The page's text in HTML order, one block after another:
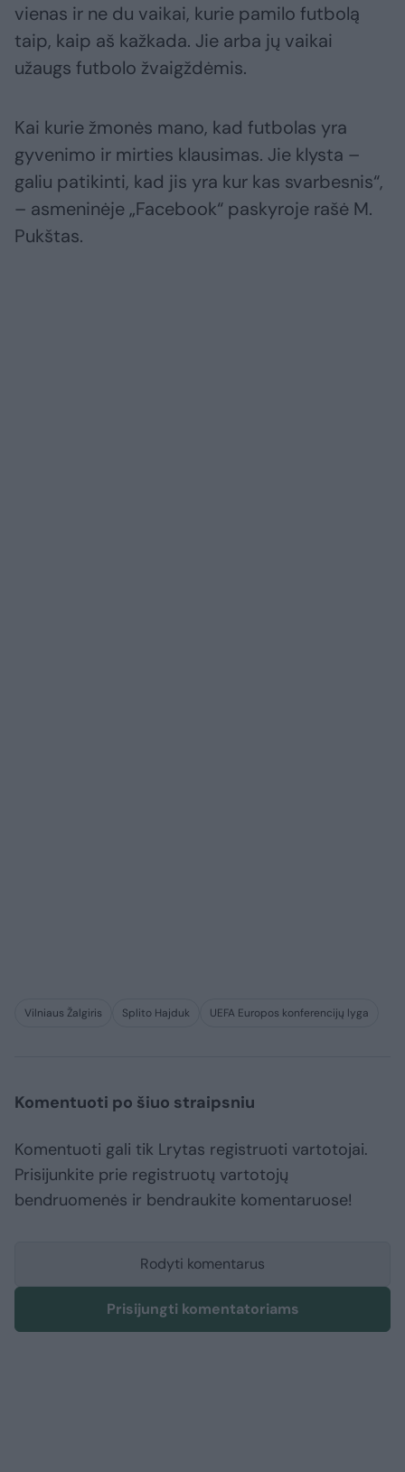
vienas ir ne du vaikai, kurie pamilo futbolą
taip, kaip aš kažkada. Jie arba jų vaikai
užaugs futbolo žvaigždėmis.
Kai kurie žmonės mano, kad futbolas yra
gyvenimo ir mirties klausimas. Jie klysta –
galiu patikinti, kad jis yra kur kas svarbesnis“,
– asmeninėje „Facebook“ paskyroje rašė M.
Pukštas.
Vilniaus Žalgiris Splito Hajduk UEFA Europos konferencijų lyga
Komentuoti po šiuo straipsniu
Komentuoti gali tik Lrytas registruoti vartotojai.
Prisijunkite prie registruotų vartotojų
bendruomenės ir bendraukite komentaruose!
Rodyti komentarus
Prisijungti komentatoriams